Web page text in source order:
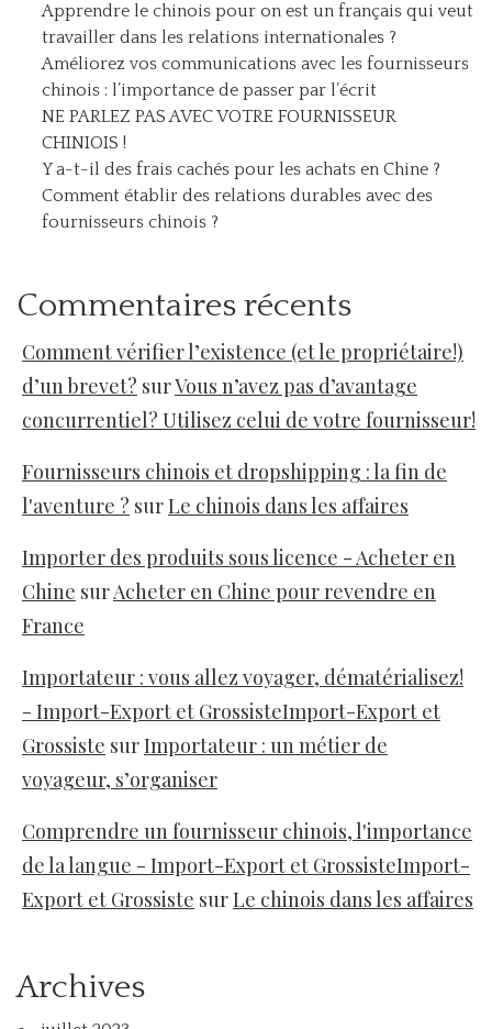
Apprendre le chinois pour on est un français qui veut
travailler dans les relations internationales ?
Améliorez vos communications avec les fournisseurs
chinois : l’importance de passer par l’écrit
NE PARLEZ PAS AVEC VOTRE FOURNISSEUR
CHINIOIS !
Y a-t-il des frais cachés pour les achats en Chine ?
Comment établir des relations durables avec des
fournisseurs chinois ?
Commentaires récents
Comment vérifier l’existence (et le propriétaire!)
d’un brevet? surVous n’avez pas d’avantage
concurrentiel? Utilisez celui de votre fournisseur!
Fournisseurs chinois et dropshipping : la fin de
l'aventure ? surLe chinois dans les affaires
Importer des produits sous licence - Acheter en
Chine surAcheter en Chine pour revendre en
France
Importateur : vous allez voyager, dématérialisez!
- Import-Export et GrossisteImport-Export et
Grossiste surImportateur : un métier de
voyageur, s’organiser
Comprendre un fournisseur chinois, l'importance
de la langue - Import-Export et GrossisteImport-
Export et Grossiste surLe chinois dans les affaires
Archives